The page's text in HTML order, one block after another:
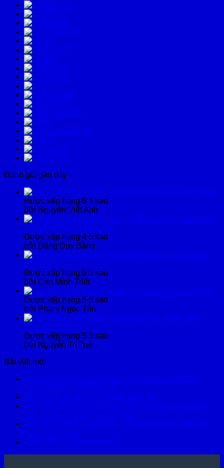
Đánh giá gần đây
Kính hiển vi soi nổi Luxeo
Được xếp hạng 5 5 sao
bởi Nguyễn Viết Anh
Monitor theo
dõi bệnh nhân 3 thông số
Được xếp hạng 4 5 sao
bởi Đặng Duy Bằng
Kính soi cổ tử cung
Prima GN
Được xếp hạng 5 5 sao
bởi Cao Minh Triết
Máy hút dịch Cami - Askir 36BR
Được xếp hạng 5 5 sao
bởi Phạm Ngọc Tân
Đèn khám bệnh -
đèn tiểu phẫu
Được xếp hạng 5 5 sao
bởi Nguyễn Trí Tuệ
Bài viết mới
Mừng kỷ niệm 71 năm Ngày Thầy thuốc Việt Nam
(27/02/1955 – 27/02/2026)
FDA Công Bố Lệnh Thu Hồi Thiết Bị…
Máy hút dịch New hospivac 350, New hospivac 400 –
Các lỗi thường gặp và giải pháp
Máy phun khí dung Clineb – Các lỗi thường gặp và
cách khắc phục
Kính hiển vi đảo pha là gì?